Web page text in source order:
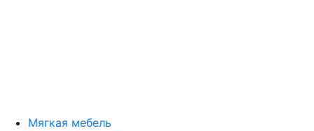
Мягкая мебель